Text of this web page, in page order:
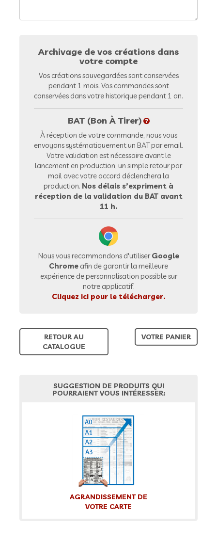
Archivage de vos créations dans
votre compte
Vos créations sauvegardées sont conservées
pendant 1 mois. Vos commandes sont
conservées dans votre historique pendant 1 an.
BAT (Bon À Tirer)
À réception de votre commande, nous vous
envoyons systématiquement un BAT par email.
Votre validation est nécessaire avant le
lancement en production, un simple retour par
mail avec votre accord déclenchera la
production. Nos délais s’expriment à
réception de la validation du BAT avant
11 h.
Nous vous recommandons d'utiliserGoogle
Chrome afin de garantir la meilleure
expérience de personnalisation possible sur
notre applicatif.
Cliquez ici pour le télécharger.
RETOUR AU
CATALOGUE
VOTRE PANIER
SUGGESTION DE PRODUITS QUI
POURRAIENT VOUS INTÉRESSER:
AGRANDISSEMENT DE
VOTRE CARTE